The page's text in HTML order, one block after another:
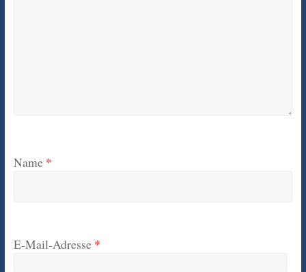
Name *
E-Mail-Adresse *